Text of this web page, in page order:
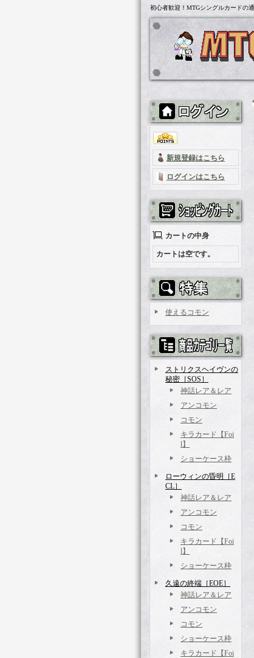
初心者歓迎！MTGシングルカードの
新規登録はこちら
ログインはこちら
カートの中身
カートは空です。
使えるコモン
ストリクスヘイヴンの
秘密［SOS］
神話レア＆レア
アンコモン
コモン
キラカード【Foi
l】
ショーケース枠
ローウィンの昏明［E
CL］
神話レア＆レア
アンコモン
コモン
キラカード【Foi
l】
ショーケース枠
久遠の終端［EOE］
神話レア＆レア
アンコモン
コモン
ショーケース枠
キラカード【Foi